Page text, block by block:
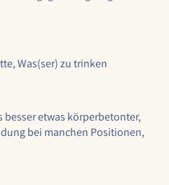
Was(ser) zu trinken
besser etwas körperbetonter,
bei manchen Positionen,
die ausgewählten
des Benutzers für
Kalenders